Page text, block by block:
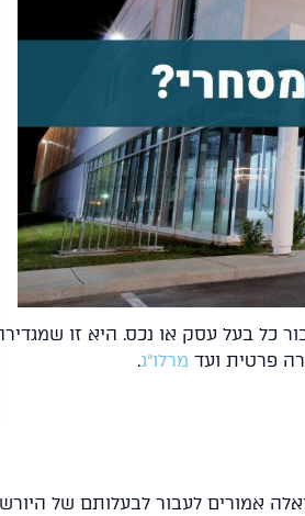
כל בעל עסק או נכס. היא זו
פרטית ועד מרלו"ג.
אמורים לעבור לבעלותם של